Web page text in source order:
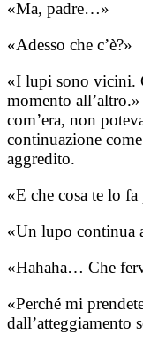
«Ma, padre…»
«Adesso che c’è?»
«I lupi sono vicini.
momento
com’era, non
continuazione
aggredito.
«E che cosa te lo fa
«Un lupo continua
«Hahaha… Che
«Perché mi
dall’atteggiamento